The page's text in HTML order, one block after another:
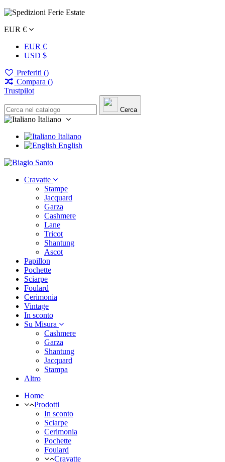
EUR €
EUR €
USD $
Preferiti ()
Compara ()
Trustpilot
Cerca
Italiano
Italiano
English
Cravatte
Stampe
Jacquard
Garza
Cashmere
Lane
Tricot
Shantung
Ascot
Papillon
Pochette
Sciarpe
Foulard
Cerimonia
Vintage
In sconto
Su Misura
Cashmere
Garza
Shantung
Jacquard
Stampa
Altro
Home
Prodotti
In sconto
Sciarpe
Cerimonia
Pochette
Foulard
Cravatte